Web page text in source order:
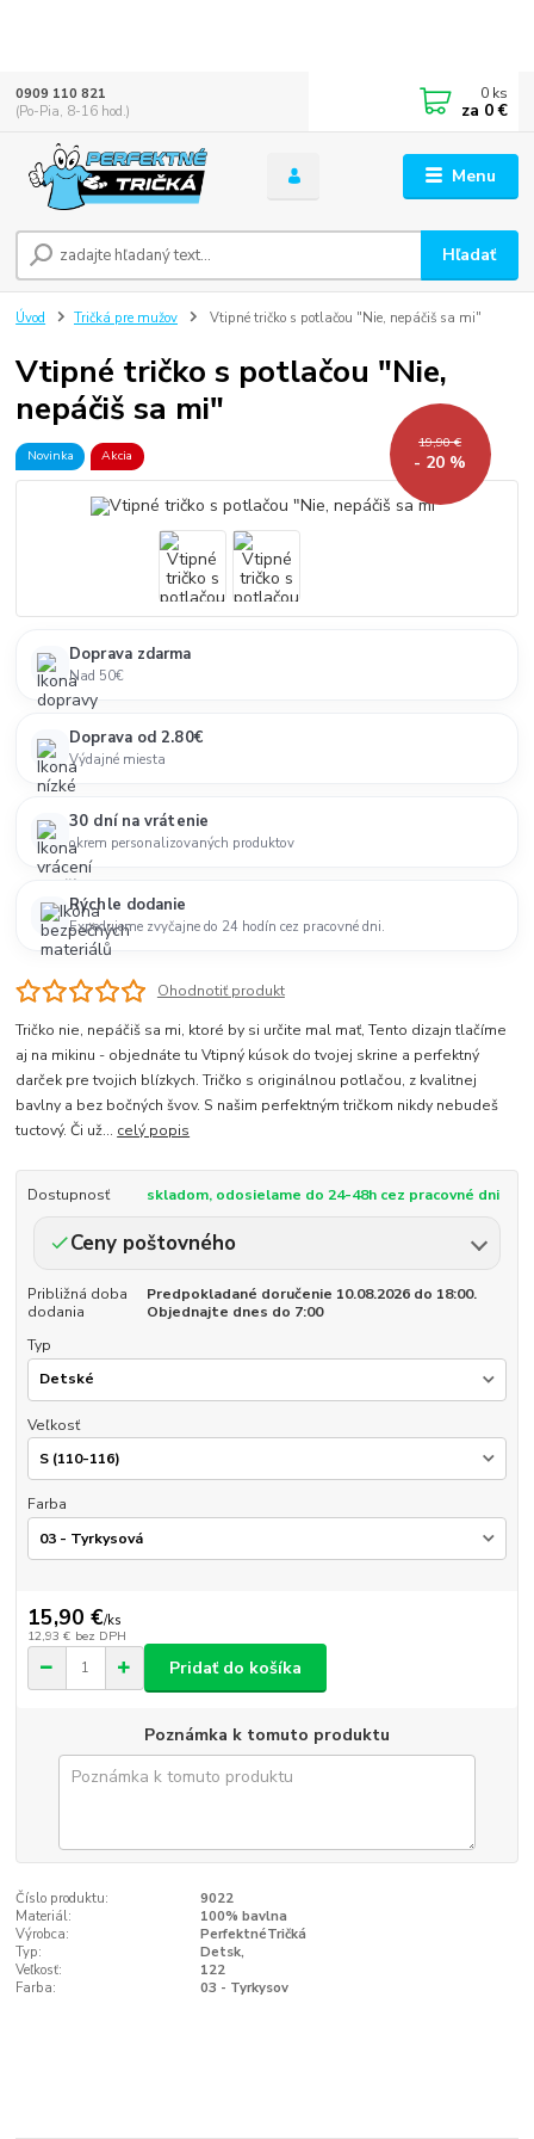
Menu
Hľadať
0909 110 821
(Po-Pia, 8-16 hod.)
0 ks
za 0 €
Úvod Tričká pre mužov Vtipné tričko s potlačou "Nie, nepáčiš sa mi"
Vtipné tričko s potlačou "Nie,
nepáčiš sa mi"
Novinka Akcia
19,90 €
- 20 %
Doprava zdarma
Nad 50€
Doprava od 2.80€
Výdajné miesta
30 dní na vrátenie
okrem personalizovaných produktov
Rýchle dodanie
Expedujeme zvyčajne do 24 hodín cez pracovné dni.
Ohodnotiť produkt
Tričko nie, nepáčiš sa mi, ktoré by si určite mal mať, Tento dizajn tlačíme
aj na mikinu - objednáte tu Vtipný kúsok do tvojej skrine a perfektný
darček pre tvojich blízkych. Tričko s originálnou potlačou, z kvalitnej
bavlny a bez bočných švov. S našim perfektným tričkom nikdy nebudeš
tuctový. Či už... celý popis
Dostupnosť skladom, odosielame do 24-48h cez pracovné dni
Ceny poštovného
Približná doba
dodania
Predpokladané doručenie 10.08.2026 do 18:00.
Objednajte dnes do 7:00
Typ
Veľkosť
Farba
15,90 €/ks
12,93 € bez DPH
Pridať do košíka
Poznámka k tomuto produktu
Číslo produktu:
9022
Materiál:
100% bavlna
Výrobca:
PerfektnéTričká
Typ:
Detsk‚
Veľkosť:
122
Farba:
03 - Tyrkysov